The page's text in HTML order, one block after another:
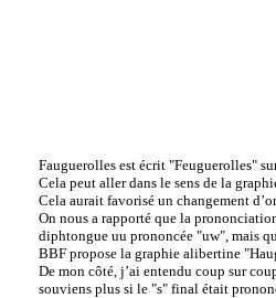
Fauguerolles est écrit "Feuguerolles"
Cela peut aller dans le sens de la
Cela aurait favorisé un changement
On nous a rapporté que la
diphtongue uu prononcée "uw", mais
BBF propose la graphie alibertine
De mon côté, j’ai entendu coup sur
souviens plus si le "s" final était